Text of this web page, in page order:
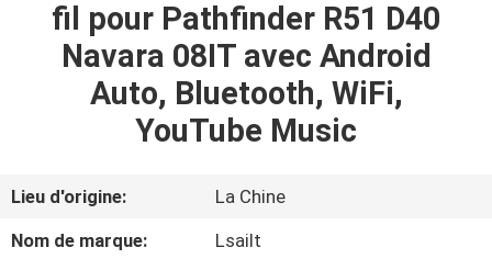
PRODUITS
AU
SUJET
fil pour Pathfinder R51 D40
Navara 08IT avec Android
Auto, Bluetooth, WiFi,
YouTube Music
Lieu d'origine:
La Chine
Nom de marque:
Lsailt